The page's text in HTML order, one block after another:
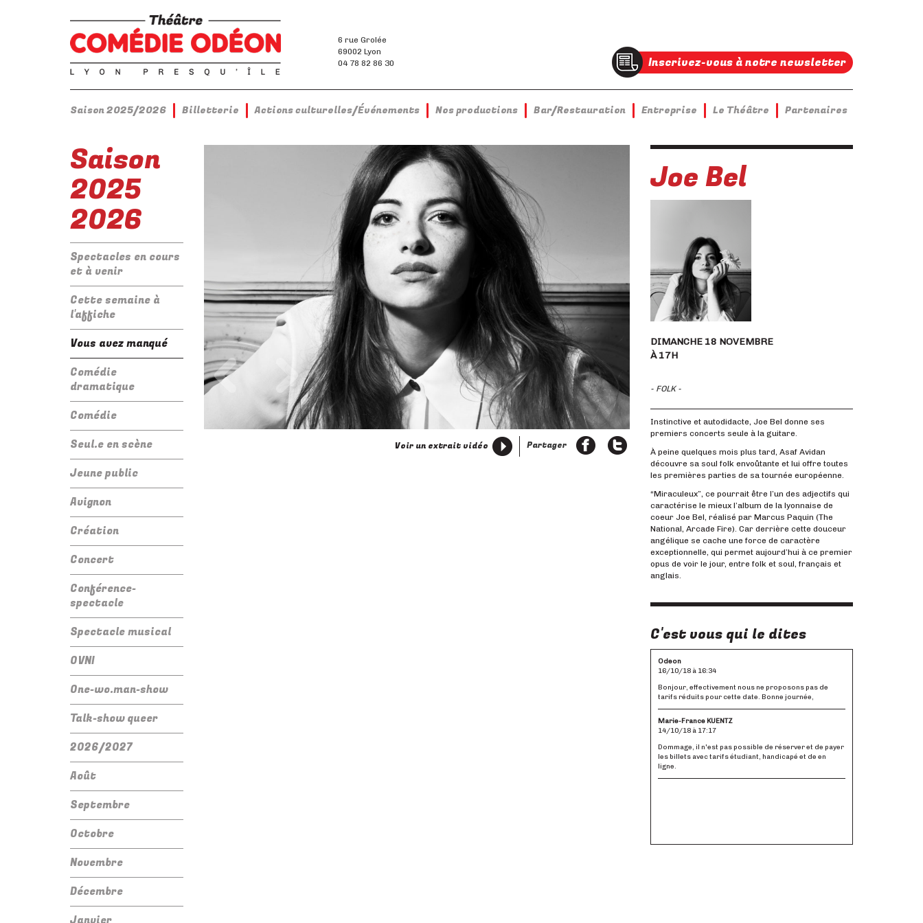
6 rue Grolée
69002 Lyon
04 78 82 86 30
Inscrivez-vous à notre newsletter
Saison 2025/2026 Billetterie Actions culturelles/Événements Nos productions Bar/Restauration Entreprise Le Théâtre Partenaires
Saison
2025
2026
Spectacles en cours
et à venir
Cette semaine à
l'affiche
Vous avez manqué
Comédie
dramatique
Comédie
Seul.e en scène
Jeune public
Avignon
Création
Concert
Conférence-
spectacle
Spectacle musical
OVNI
One-wo.man-show
Talk-show queer
2026/2027
Août
Septembre
Octobre
Novembre
Décembre
Précédent Suivant
Partager
Voir un extrait vidéo
Joe Bel
DIMANCHE 18 NOVEMBRE
À 17H
- FOLK -
Instinctive et autodidacte, Joe Bel donne ses
premiers concerts seule à la guitare.
À peine quelques mois plus tard, Asaf Avidan
découvre sa soul folk envoûtante et lui offre toutes
les premières parties de sa tournée européenne.
“Miraculeux”, ce pourrait être l’un des adjectifs qui
caractérise le mieux l’album de la lyonnaise de
coeur Joe Bel, réalisé par Marcus Paquin (The
National, Arcade Fire). Car derrière cette douceur
angélique se cache une force de caractère
exceptionnelle, qui permet aujourd’hui à ce premier
opus de voir le jour, entre folk et soul, français et
anglais.
C'est vous qui le dites
Odeon
16/10/18 à 16:34
Bonjour, effectivement nous ne proposons pas de
tarifs réduits pour cette date. Bonne journée,
Marie-France KUENTZ
14/10/18 à 17:17
Dommage, il n'est pas possible de réserver et de payer
les billets avec tarifs étudiant, handicapé et de en
ligne.